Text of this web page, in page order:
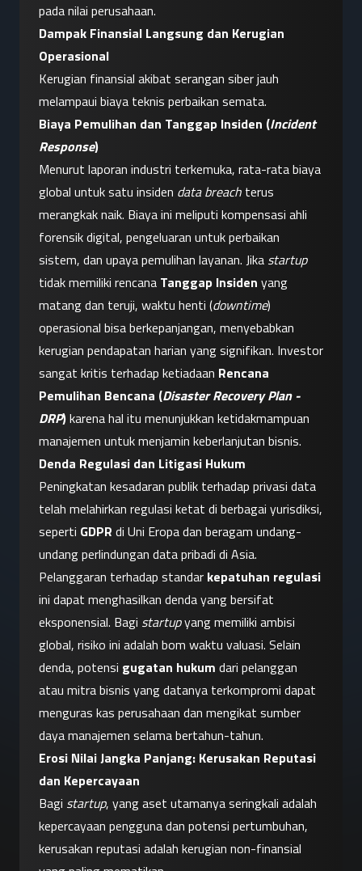
pada nilai perusahaan.
Dampak Finansial Langsung dan Kerugian
Operasional
Kerugian finansial akibat serangan siber jauh
melampaui biaya teknis perbaikan semata.
Biaya Pemulihan dan Tanggap Insiden (Incident
Response)
Menurut laporan industri terkemuka, rata-rata biaya
global untuk satu insiden data breach terus
merangkak naik. Biaya ini meliputi kompensasi ahli
forensik digital, pengeluaran untuk perbaikan
sistem, dan upaya pemulihan layanan. Jika startup
tidak memiliki rencana Tanggap Insiden yang
matang dan teruji, waktu henti (downtime)
operasional bisa berkepanjangan, menyebabkan
kerugian pendapatan harian yang signifikan. Investor
sangat kritis terhadap ketiadaan Rencana
Pemulihan Bencana (Disaster Recovery Plan -
DRP) karena hal itu menunjukkan ketidakmampuan
manajemen untuk menjamin keberlanjutan bisnis.
Denda Regulasi dan Litigasi Hukum
Peningkatan kesadaran publik terhadap privasi data
telah melahirkan regulasi ketat di berbagai yurisdiksi,
seperti GDPR di Uni Eropa dan beragam undang-
undang perlindungan data pribadi di Asia.
Pelanggaran terhadap standar kepatuhan regulasi
ini dapat menghasilkan denda yang bersifat
eksponensial. Bagi startup yang memiliki ambisi
global, risiko ini adalah bom waktu valuasi. Selain
denda, potensi gugatan hukum dari pelanggan
atau mitra bisnis yang datanya terkompromi dapat
menguras kas perusahaan dan mengikat sumber
daya manajemen selama bertahun-tahun.
Erosi Nilai Jangka Panjang: Kerusakan Reputasi
dan Kepercayaan
Bagi startup, yang aset utamanya seringkali adalah
kepercayaan pengguna dan potensi pertumbuhan,
kerusakan reputasi adalah kerugian non-finansial